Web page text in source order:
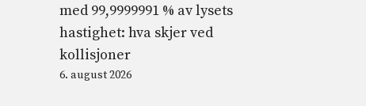
med 99,9999991 % av lysets
hastighet: hva skjer ved
kollisjoner
6. august 2026